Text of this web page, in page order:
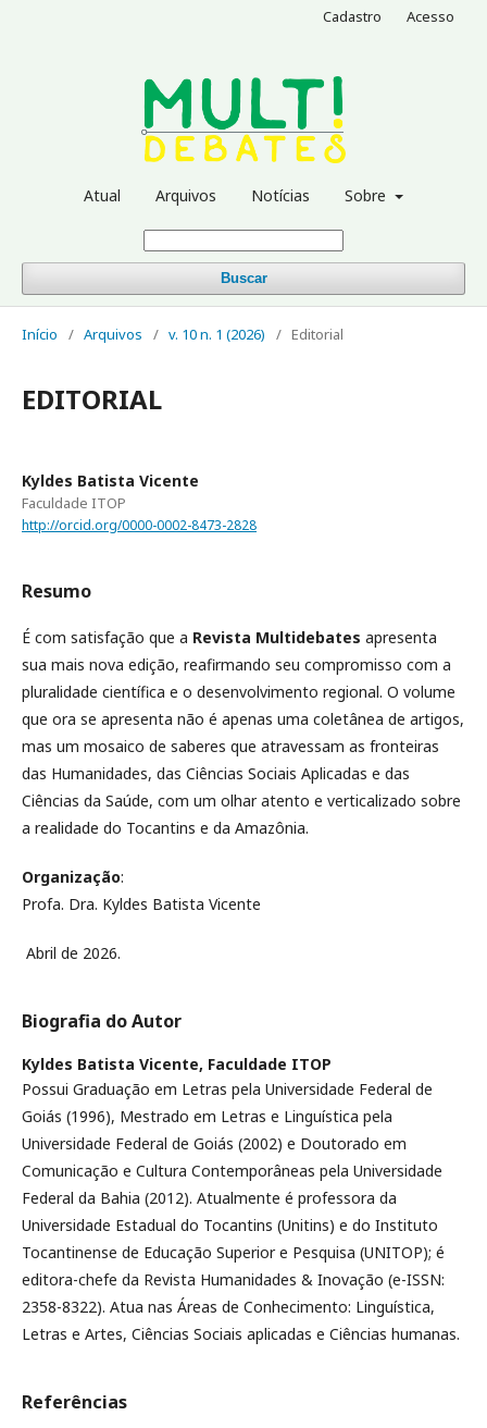
Atual Arquivos Notícias Sobre
Buscar
Cadastro Acesso
Início / Arquivos / v. 10 n. 1 (2026) / Editorial
EDITORIAL
Kyldes Batista Vicente
Faculdade ITOP
http://orcid.org/0000-0002-8473-2828
Resumo
É com satisfação que a Revista Multidebates apresenta
sua mais nova edição, reafirmando seu compromisso com a
pluralidade científica e o desenvolvimento regional. O volume
que ora se apresenta não é apenas uma coletânea de artigos,
mas um mosaico de saberes que atravessam as fronteiras
das Humanidades, das Ciências Sociais Aplicadas e das
Ciências da Saúde, com um olhar atento e verticalizado sobre
a realidade do Tocantins e da Amazônia.
Organização:
Profa. Dra. Kyldes Batista Vicente
Abril de 2026.
Biografia do Autor
Kyldes Batista Vicente, Faculdade ITOP
Possui Graduação em Letras pela Universidade Federal de
Goiás (1996), Mestrado em Letras e Linguística pela
Universidade Federal de Goiás (2002) e Doutorado em
Comunicação e Cultura Contemporâneas pela Universidade
Federal da Bahia (2012). Atualmente é professora da
Universidade Estadual do Tocantins (Unitins) e do Instituto
Tocantinense de Educação Superior e Pesquisa (UNITOP); é
editora-chefe da Revista Humanidades & Inovação (e-ISSN:
2358-8322). Atua nas Áreas de Conhecimento: Linguística,
Letras e Artes, Ciências Sociais aplicadas e Ciências humanas.
Referências